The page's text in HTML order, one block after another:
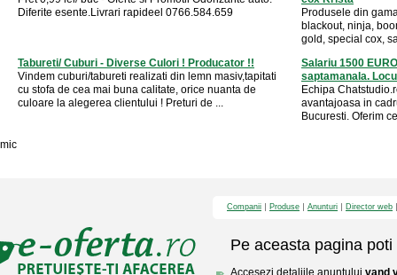
Diferite esente.Livrari rapideel 0766.584.659
Produsele din
blackout, ninja,
gold, special cox,
Tabureti/ Cuburi - Diverse Culori ! Producator !!
Vindem cuburi/tabureti realizati din lemn masiv,tapitati
cu stofa de cea mai buna calitate, orice nuanta de
culoare la alegerea clientului ! Preturi de ...
Salariu 1500
saptamanala.
Echipa
avantajoasa in
Bucuresti. Oferim
mic
Companii Produse Anunturi Director web
Pe aceasta pagina poti
Accesezi detaliile anuntului vand